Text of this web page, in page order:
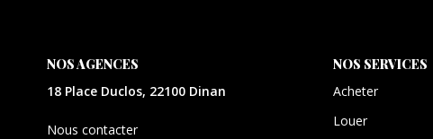
NOS AGENCES
18 Place Duclos, 22100 Dinan
Nous contacter
NOS SERVICES
Acheter
Louer